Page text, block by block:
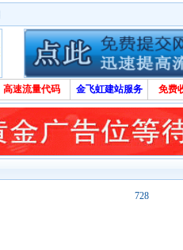
高速流量代码 金飞虹建站服务 免费
728